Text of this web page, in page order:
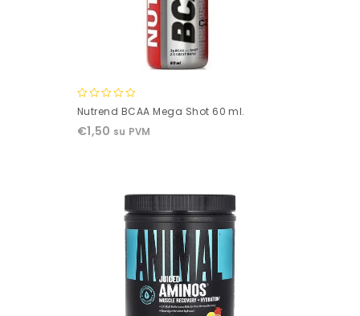
0
of
Nutrend BCAA Mega Shot 60 ml.
€1,50 su PVM